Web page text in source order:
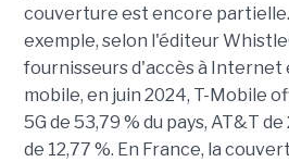
couverture est encore
exemple, selon l'éditeur
fournisseurs d'accès à Internet
mobile, en juin 2024, T-Mobile
5G de 53,79 % du pays, AT&T
de 12,77 %. En France, la